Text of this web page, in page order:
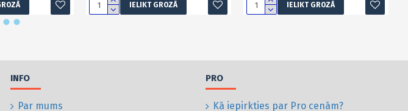
IELIKT GROZĀ IELIKT GROZĀ
INFO
Par mums
PRO
Kā iepirkties par Pro cenām?